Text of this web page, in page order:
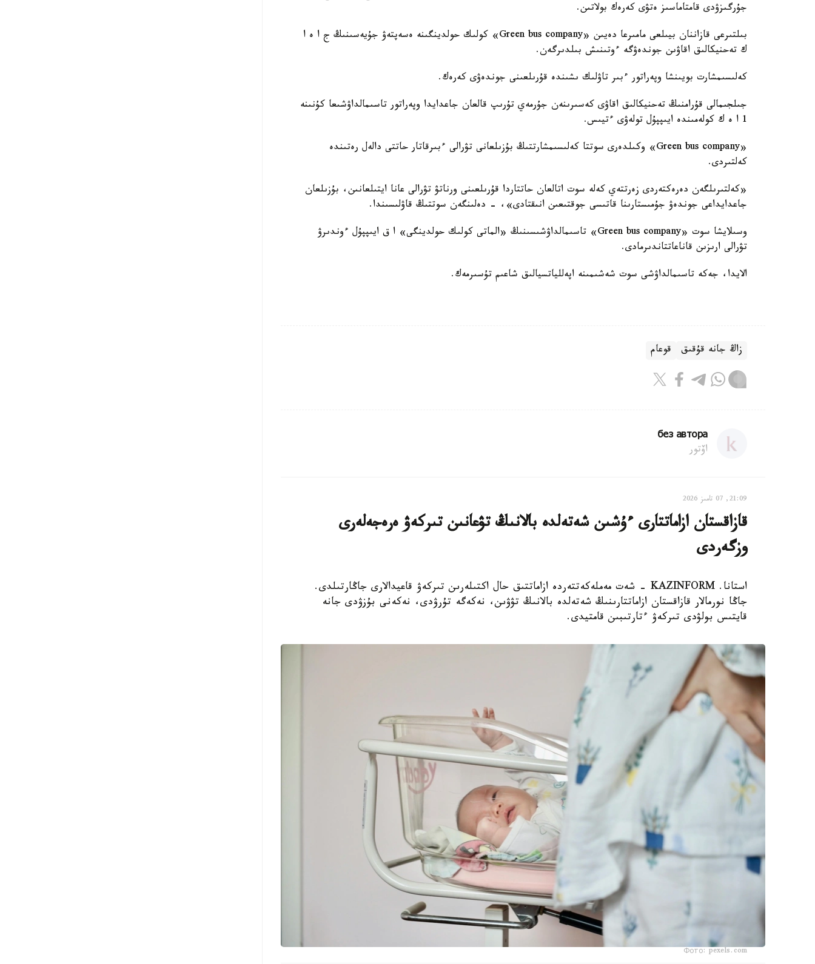
جۇرگىزۋدى قامتاماسىز ەتۋى كەرەك بولاتىن.
بىلتىرعى قازاننان بيىلعى مامىرعا دەيىن «Green bus company» كولىك حولدينگىنە ەسەپتەۋ جۇيەسىنىڭ ج ا ە ا
ك تەحنيكالىق اقاۋىن جوندەۋگە ءوتىنىش بىلدىرگەن.
كەلىسىمشارت بويىنشا وپەراتور ءبىر تاۋلىك ىشىندە قۇرىلعىنى جوندەۋى كەرەك.
جىلجىمالى قۇرامنىڭ تەحنيكالىق اقاۋى كەسىرىنەن جۇرمەي تۇرىپ قالعان جاعدايدا وپەراتور تاسىمالداۋشىعا كۇنىنە
1 ا ە ك كولەمىندە ايىپپۇل تولەۋى ءتيىس.
«Green bus company» وكىلدەرى سوتتا كەلىسىمشارتتىڭ بۇزىلعانى تۋرالى ءبىرقاتار حاتتى دالەل رەتىندە
كەلتىردى.
«كەلتىرىلگەن دەرەكتەردى زەرتتەي كەلە سوت اتالعان حاتتاردا قۇرىلعىنى ورناتۋ تۋرالى عانا ايتىلعانىن، بۇزىلعان
جاعدايداعى جوندەۋ جۇمىستارىنا قاتىسى جوقتىعىن انىقتادى»، - دەلىنگەن سوتتىڭ قاۋلىسىندا.
وسىلايشا سوت «Green bus company» تاسىمالداۋشىسىنىڭ «الماتى كولىك حولدينگى» ا ق ايىپپۇل ءوندىرۋ
تۋرالى ارىزىن قاناعاتتاندىرمادى.
الايدا، جەكە تاسىمالداۋشى سوت شەشىمىنە اپەللياتسيالىق شاعىم تۇسىرمەك.
زاڭ جانە قۇقىق قوعام
без автора
اۆتور
21:09, 07 تامىز 2026
قازاقستان ازاماتتارى ءۇشىن شەتەلدە بالانىڭ تۋعانىن تىركەۋ ەرەجەلەرى
وزگەردى
استانا. KAZINFORM - شەت مەملەكەتتەردە ازاماتتىق حال اكتىلەرىن تىركەۋ قاعيدالارى جاڭارتىلدى.
جاڭا نورمالار قازاقستان ازاماتتارىنىڭ شەتەلدە بالانىڭ تۋۋىن، نەكەگە تۇرۋدى، نەكەنى بۇزۋدى جانە
قايتىس بولۋدى تىركەۋ ءتارتىبىن قامتيدى.
Фото: pexels.com